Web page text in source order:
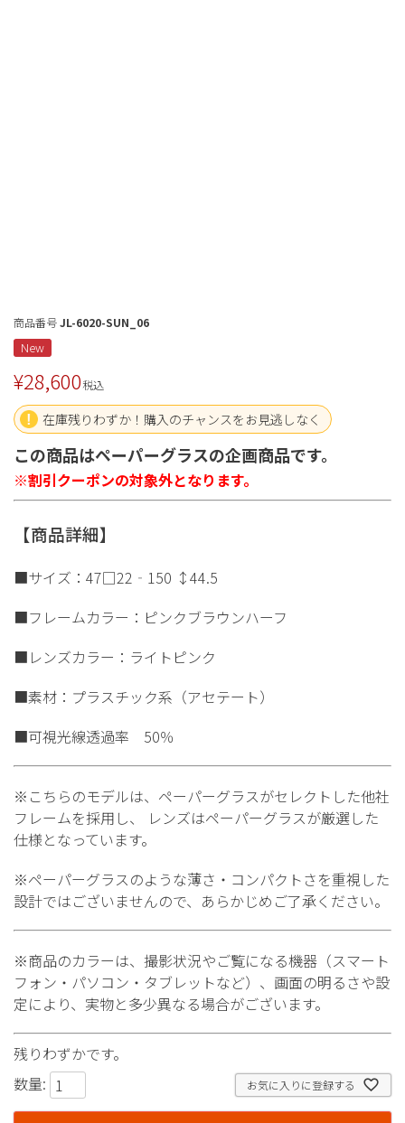
商品番号JL-6020-SUN_06
New
¥28,600税込
在庫残りわずか！購入のチャンスをお見逃しなく
この商品はペーパーグラスの企画商品です。
※割引クーポンの対象外となります。
【商品詳細】
■サイズ：47□22‐150 ↕44.5
■フレームカラー：ピンクブラウンハーフ
■レンズカラー：ライトピンク
■素材：プラスチック系（アセテート）
■可視光線透過率 50％
※こちらのモデルは、ペーパーグラスがセレクトした他社
フレームを採用し、 レンズはペーパーグラスが厳選した
仕様となっています。
※ペーパーグラスのような薄さ・コンパクトさを重視した
設計ではございませんので、あらかじめご了承ください。
※商品のカラーは、撮影状況やご覧になる機器（スマート
フォン・パソコン・タブレットなど）、画面の明るさや設
定により、実物と多少異なる場合がございます。
残りわずかです。
お気に入りに登録する
数量: